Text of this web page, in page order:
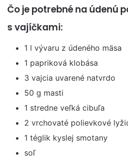
Čo je potrebné na údenú
s vajíčkami:
1 l vývaru z údeného mäsa
1 papriková klobása
3 vajcia uvarené natvrdo
50 g masti
1 stredne veľká cibuľa
2 vrchovaté polievkové
1 téglik kyslej smotany
soľ